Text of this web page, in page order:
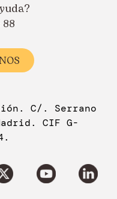
C/. Serrano
CIF G-